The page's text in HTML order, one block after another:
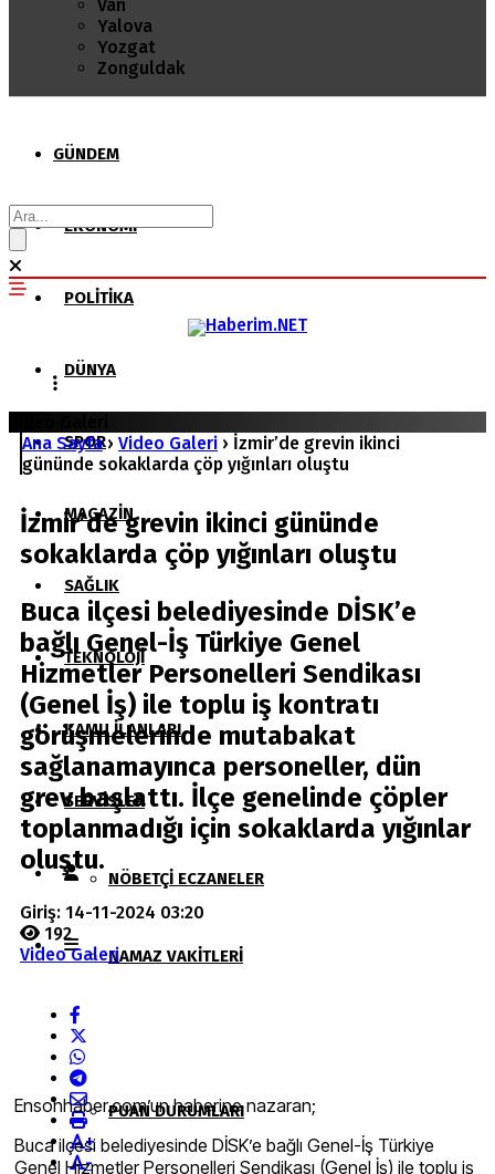
Van
Yalova
Yozgat
Zonguldak
GÜNDEM
EKONOMI
POLITIKA
DÜNYA
SPOR
MAGAZIN
SAĞLIK
TEKNOLOJI
KAMU İLANLARI
SERVISLER
NÖBETÇI ECZANELER
NAMAZ VAKITLERI
PUAN DURUMLARI
Ana Sayfa› Video Galeri › İzmir’de grevin ikinci
gününde sokaklarda çöp yığınları oluştu
İzmir’de grevin ikinci gününde
sokaklarda çöp yığınları oluştu
Buca ilçesi belediyesinde DİSK’e
bağlı Genel-İş Türkiye Genel
Hizmetler Personelleri Sendikası
(Genel İş) ile toplu iş kontratı
görüşmelerinde mutabakat
sağlanamayınca personeller, dün
grev başlattı. İlçe genelinde çöpler
toplanmadığı için sokaklarda yığınlar
oluştu.
Giriş: 14-11-2024 03:20
192
Video Galeri
+
-
Ensonhaber.com’un haberine nazaran;
Buca ilçesi belediyesinde DİSK’e bağlı Genel-İş Türkiye
Genel Hizmetler Personelleri Sendikası (Genel İş) ile toplu iş